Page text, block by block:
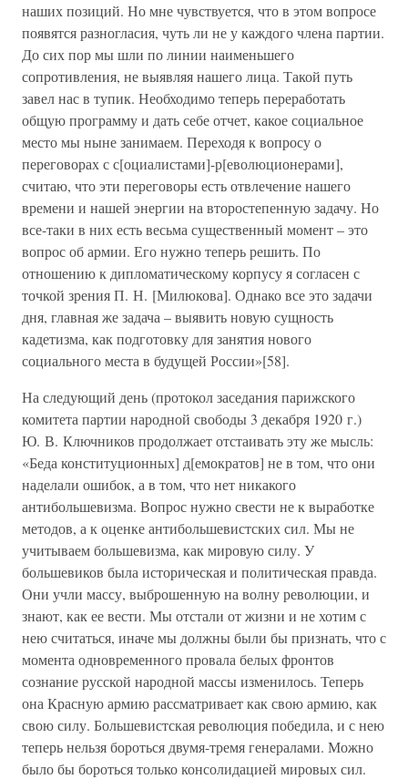
наших позиций. Но мне чувствуется, что в этом вопросе
появятся разногласия, чуть ли не у каждого члена партии.
До сих пор мы шли по линии наименьшего
сопротивления, не выявляя нашего лица. Такой путь
завел нас в тупик. Необходимо теперь переработать
общую программу и дать себе отчет, какое социальное
место мы ныне занимаем. Переходя к вопросу о
переговорах с с[оциалистами]-р[еволюционерами],
считаю, что эти переговоры есть отвлечение нашего
времени и нашей энергии на второстепенную задачу. Но
все-таки в них есть весьма существенный момент – это
вопрос об армии. Его нужно теперь решить. По
отношению к дипломатическому корпусу я согласен с
точкой зрения П. Н. [Милюкова]. Однако все это задачи
дня, главная же задача – выявить новую сущность
кадетизма, как подготовку для занятия нового
социального места в будущей России»[58].
На следующий день (протокол заседания парижского
комитета партии народной свободы 3 декабря 1920 г.)
Ю. В. Ключников продолжает отстаивать эту же мысль:
«Беда конституционных] д[емократов] не в том, что они
наделали ошибок, а в том, что нет никакого
антибольшевизма. Вопрос нужно свести не к выработке
методов, а к оценке антибольшевистских сил. Мы не
учитываем большевизма, как мировую силу. У
большевиков была историческая и политическая правда.
Они учли массу, выброшенную на волну революции, и
знают, как ее вести. Мы отстали от жизни и не хотим с
нею считаться, иначе мы должны были бы признать, что с
момента одновременного провала белых фронтов
сознание русской народной массы изменилось. Теперь
она Красную армию рассматривает как свою армию, как
свою силу. Большевистская революция победила, и с нею
теперь нельзя бороться двумя-тремя генералами. Можно
было бы бороться только консолидацией мировых сил.